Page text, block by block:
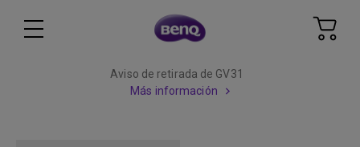
Aviso de retirada de GV31
Más información